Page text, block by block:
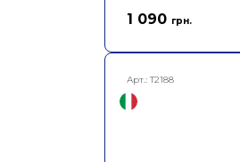
1 090 грн.
Арт.:T2188